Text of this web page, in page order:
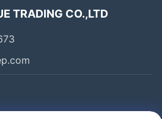
TRADING CO.,LTD